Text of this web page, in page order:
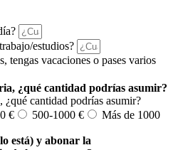
estudios?
tengas vacaciones o pases varios
¿qué cantidad podrías asumir?
cantidad podrías asumir?
€ 500-1000 €
Más de 1000
está) y abonar la